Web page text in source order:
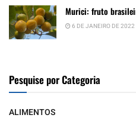
Murici: fruto
6 DE JANEIRO DE 2022
Pesquise por Categoria
ALIMENTOS